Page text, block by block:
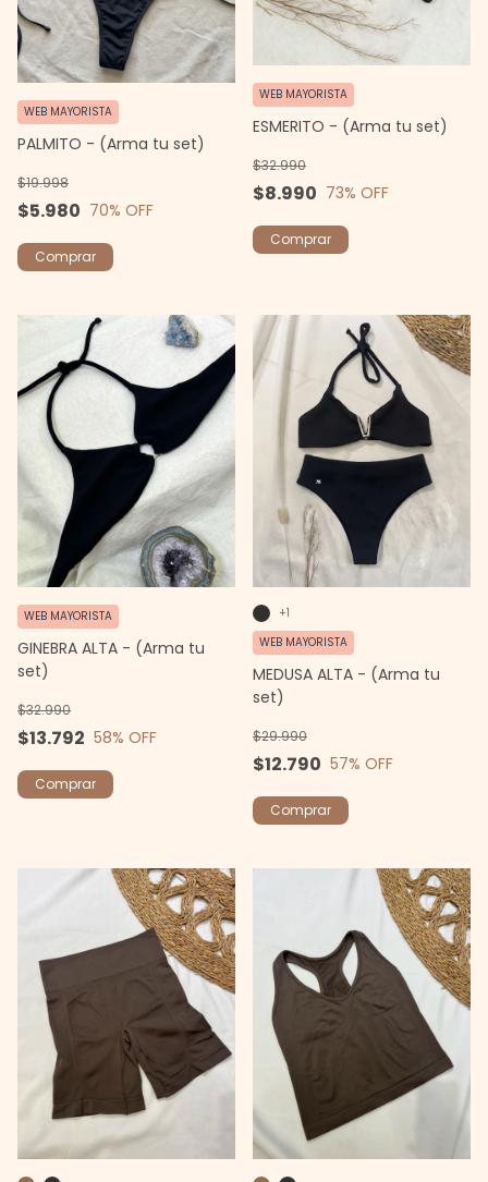
PALMITO - (Arma tu set)
$5.980
$19.998
70% OFF
WEB MAYORISTA
Comprar
ESMERITO - (Arma tu set)
$8.990
$32.990
73% OFF
WEB MAYORISTA
Comprar
GINEBRA ALTA - (Arma tu
set)
$13.792
$32.990
58% OFF
WEB MAYORISTA
Comprar
MEDUSA ALTA - (Arma tu
set)
$12.790
$29.990
57% OFF
WEB MAYORISTA
+1
Comprar